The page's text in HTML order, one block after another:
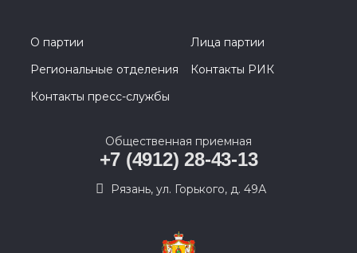
О партии
Лица партии
Региональные отделения
Контакты РИК
Контакты пресс-службы
Общественная приемная
+7 (4912) 28-43-13
Рязань, ул. Горького, д. 49А